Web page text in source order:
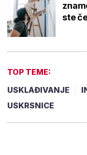
ste
TOP TEME:
USKLAĐIVANJE
USKRSNICE